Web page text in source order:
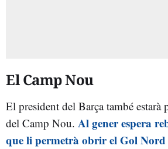
El Camp Nou
El president del Barça també estarà
del Camp Nou. Al gener espera
que li permetrà obrir el Gol